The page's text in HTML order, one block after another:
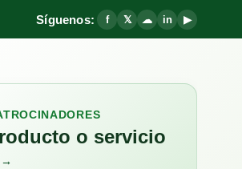
Síguenos: f 𝕏 ☁ in ▶
o servicio
→